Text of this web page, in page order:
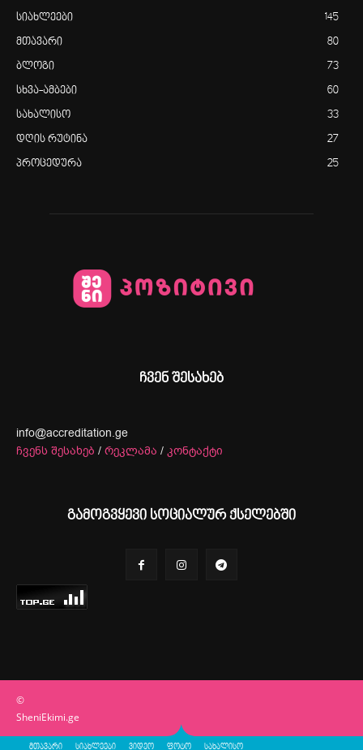
სიახლეები 145
მთავარი 80
ბლოგი 73
სხვა-ამბები 60
სახალისო 33
დღის რუტინა 27
პროცედურა 25
ჩვენ შესახებ
info@accreditation.ge
ჩვენს შესახებ / რეკლამა / კონტაქტი
გამოგვყევი სოციალურ ქსელებში
©
SheniEkimi.ge
მთავარი სიახლეები ვიდეო ფოტო სახალისო